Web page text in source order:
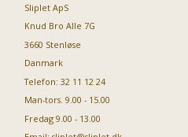
Sliplet ApS
Knud Bro Alle 7G
3660 Stenløse
Danmark
Telefon: 32 11 12 24
Man-tors. 9.00 - 15.00
Fredag 9.00 - 13.00